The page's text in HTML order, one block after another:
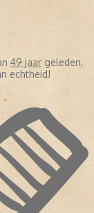
49 jaar geleden,
echtheid!